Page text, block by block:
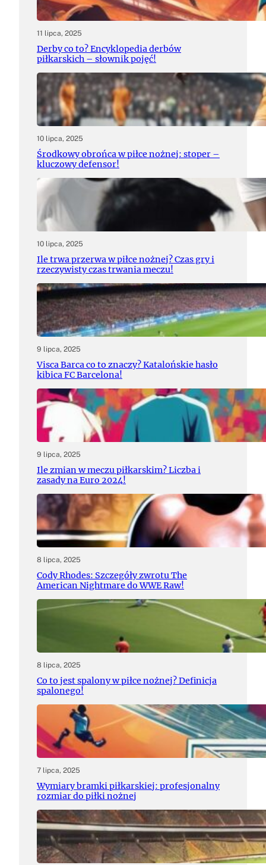
11 lipca, 2025
Derby co to? Encyklopedia derbów
piłkarskich – słownik pojęć!
10 lipca, 2025
Środkowy obrońca w piłce nożnej: stoper –
kluczowy defensor!
10 lipca, 2025
Ile trwa przerwa w piłce nożnej? Czas gry i
rzeczywisty czas trwania meczu!
9 lipca, 2025
Visca Barca co to znaczy? Katalońskie hasło
kibica FC Barcelona!
9 lipca, 2025
Ile zmian w meczu piłkarskim? Liczba i
zasady na Euro 2024!
8 lipca, 2025
Cody Rhodes: Szczegóły zwrotu The
American Nightmare do WWE Raw!
8 lipca, 2025
Co to jest spalony w piłce nożnej? Definicja
spalonego!
7 lipca, 2025
Wymiary bramki piłkarskiej: profesjonalny
rozmiar do piłki nożnej